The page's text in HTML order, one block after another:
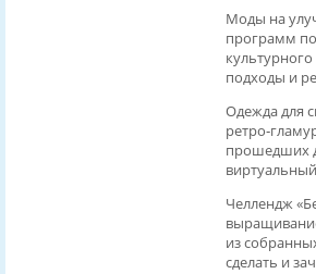
Моды на
программ
подходы и
Одежда для
прошедших
Челлендж
из
сделать и